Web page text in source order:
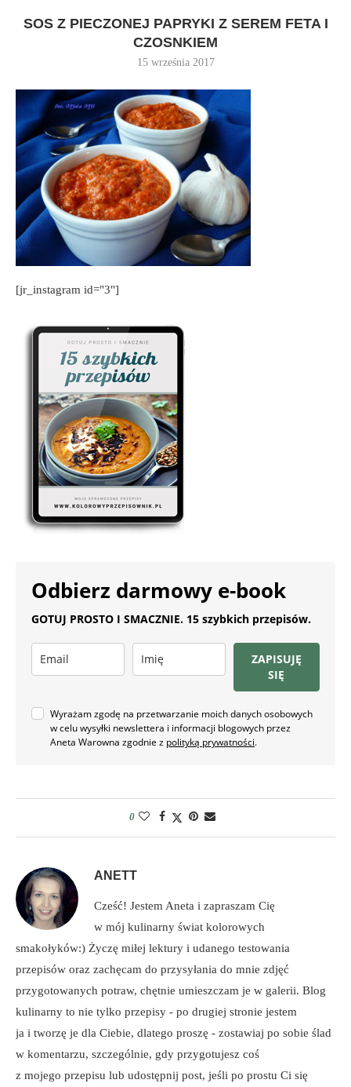
SOS Z PIECZONEJ PAPRYKI Z SEREM FETA I
CZOSNKIEM
15 września 2017
[jr_instagram id="3"]
Odbierz darmowy e-book
GOTUJ PROSTO I SMACZNIE. 15 szybkich przepisów.
ZAPISUJĘ
SIĘ
Wyrażam zgodę na przetwarzanie moich danych osobowych
w celu wysyłki newslettera i informacji blogowych przez
Aneta Warowna zgodnie z polityką prywatności.
0
ANETT
Cześć! Jestem Aneta i zapraszam Cię
w mój kulinarny świat kolorowych
smakołyków:) Życzę miłej lektury i udanego testowania
przepisów oraz zachęcam do przysyłania do mnie zdjęć
przygotowanych potraw, chętnie umieszczam je w galerii. Blog
kulinarny to nie tylko przepisy - po drugiej stronie jestem
ja i tworzę je dla Ciebie, dlatego proszę - zostawiaj po sobie ślad
w komentarzu, szczególnie, gdy przygotujesz coś
z mojego przepisu lub udostępnij post, jeśli po prostu Ci się